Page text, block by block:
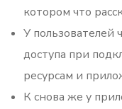
котором что
У пользователей
доступа при
ресурсам и
К снова же у